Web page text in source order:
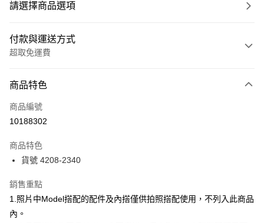
請選擇商品選項
付款與運送方式
超取免運費
信用卡一次付款
超商取貨付款
ATM付款
運送方式
全家取貨付款
商品特色
商品編號
10188302
商品特色
貨號 4208-2340
銷售重點
1.照片中Model搭配的配件及內搭僅供拍照搭配使用，不列入此商品
內。